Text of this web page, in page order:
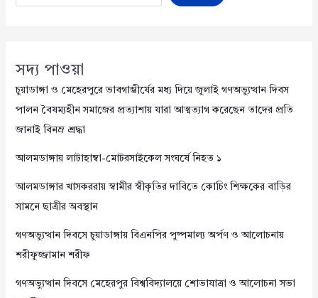
সদ্য পাওয়া
চুয়াডাঙ্গা ও মেহেরপুরে ভাবগাম্ভীর্যের মধ্য দিয়ে জুলাই গণঅভ্যুত্থান দিবস
পালন বৈষম্যহীন সমাজের প্রত্যাশায় যারা আত্মত্যাগ করেছেন তাদের প্রতি
জানাই বিনম্র শ্রদ্ধা
আলমডাঙ্গায় লাটাহাম্বা-মোটরসাইকেল সংঘর্ষে নিহত ১
আলমডাঙ্গার খাসকররায় স্বামীর স্বীকৃতির দাবিতে কোচিং শিক্ষকের বাড়ির
সামনে ছাত্রীর অবস্থান
গণঅভ্যুত্থান দিবসে চুয়াডাঙ্গায় বিএনপির পুষ্পমাল্য অর্পণ ও আলোচনায়
শরীফুজ্জামান শরীফ
গণঅভ্যুত্থান দিবসে মেহেরপুর বিশ্ববিদ্যালয়ে শোভাযাত্রা ও আলোচনা সভা